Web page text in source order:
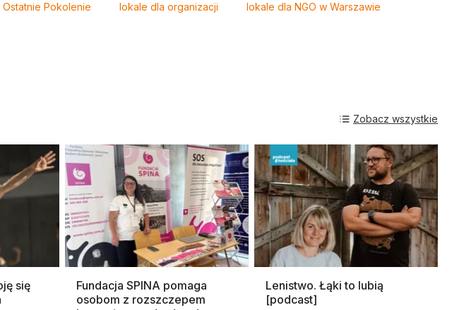
Ostatnie Pokolenie lokale dla organizacji lokale dla NGO w Warszawie
się
Fundacja SPINA pomaga
osobom z rozszczepem
Lenistwo. Łąki to lubią
[podcast]
Zobacz wszystkie